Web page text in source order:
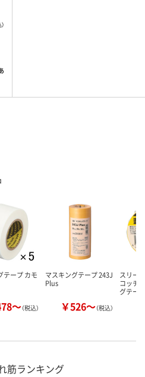
テープ カモ
～（税込）
マスキングテープ 243J
Plus
￥526～（税込）
スリー
コッチ
グテープ
筋ランキング